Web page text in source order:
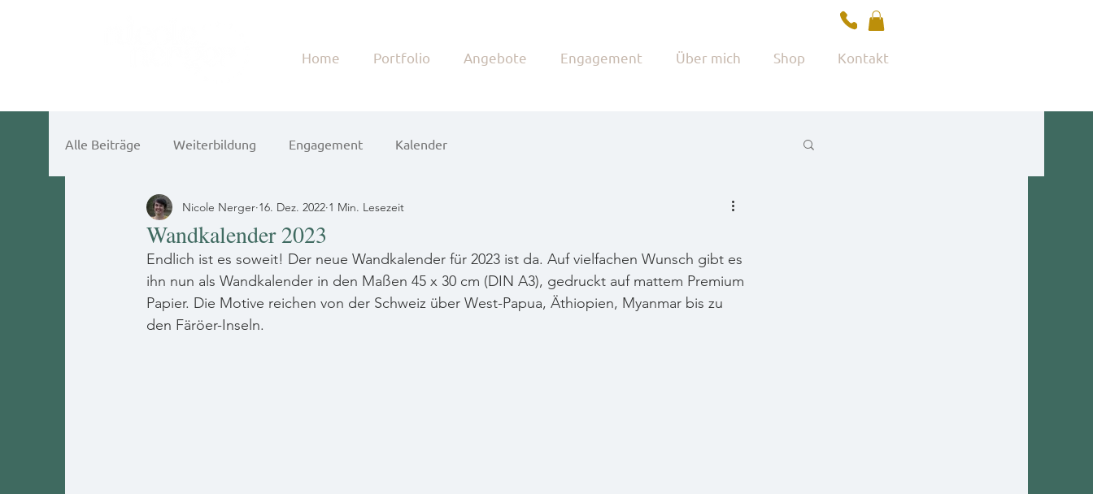
Home Portfolio Angebote Engagement Über mich Shop Kontakt
Alle Beiträge Weiterbildung Engagement Kalender
Wandkalender 2023
Nicole Nerger 16. Dez. 2022 1 Min. Lesezeit
Endlich ist es soweit! Der neue Wandkalender für 2023 ist da. Auf vielfachen Wunsch gibt es
ihn nun als Wandkalender in den Maßen 45 x 30 cm (DIN A3), gedruckt auf mattem Premium
Papier. Die Motive reichen von der Schweiz über West-Papua, Äthiopien, Myanmar bis zu
den Färöer-Inseln.